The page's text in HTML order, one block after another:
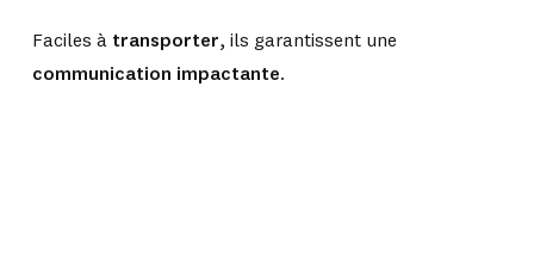
Faciles à transporter, ils garantissent une
communication impactante.